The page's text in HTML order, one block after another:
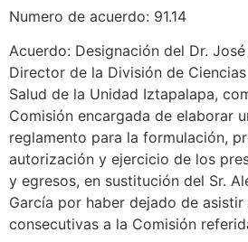
Numero de acuerdo: 91.14
Acuerdo: Designación del Dr.
Director de la División de
Salud de la Unidad Iztapalapa,
Comisión encargada de elaborar
reglamento para la formulación,
autorización y ejercicio de los
y egresos, en sustitución del Sr.
García por haber dejado de
consecutivas a la Comisión